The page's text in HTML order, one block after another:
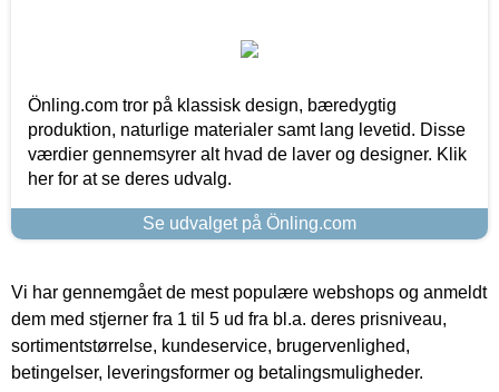
Önling.com tror på klassisk design, bæredygtig
produktion, naturlige materialer samt lang levetid. Disse
værdier gennemsyrer alt hvad de laver og designer. Klik
her for at se deres udvalg.
Se udvalget på Önling.com
Vi har gennemgået de mest populære webshops og anmeldt
dem med stjerner fra 1 til 5 ud fra bl.a. deres prisniveau,
sortimentstørrelse, kundeservice, brugervenlighed,
betingelser, leveringsformer og betalingsmuligheder.